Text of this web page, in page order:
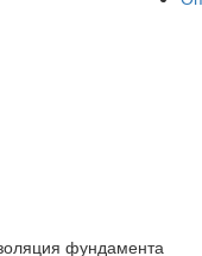
фундамента